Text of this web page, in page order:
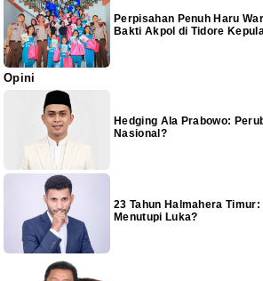
Perpisahan Penuh Haru
Bakti Akpol di Tidore
Opini
Hedging Ala Prabowo:
Nasional?
23 Tahun Halmahera
Menutupi Luka?